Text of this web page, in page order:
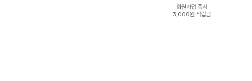
회원가입 즉시
3,000원 적립금